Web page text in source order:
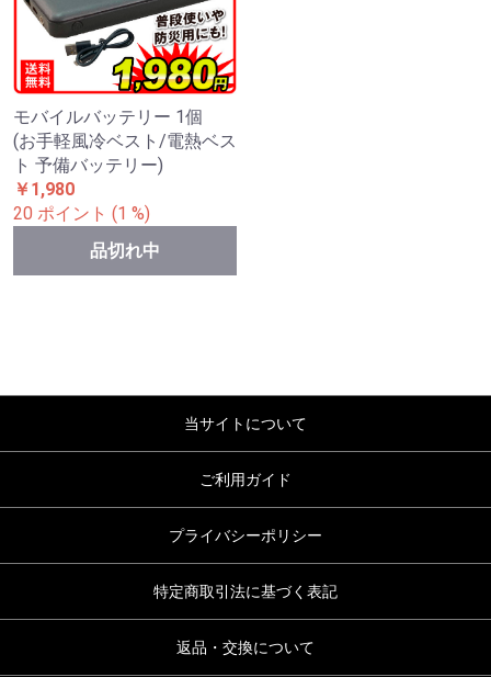
モバイルバッテリー 1個
(お手軽風冷ベスト/電熱ベス
ト 予備バッテリー)
￥1,980
20 ポイント (1 %)
品切れ中
当サイトについて
ご利用ガイド
プライバシーポリシー
特定商取引法に基づく表記
返品・交換について